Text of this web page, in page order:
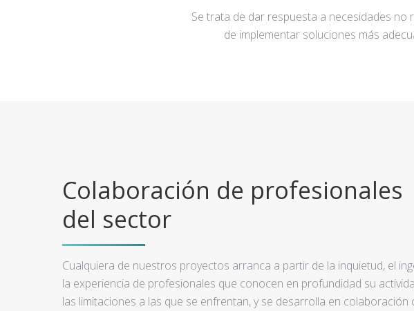
Se trata de dar respuesta a necesidades
de implementar soluciones más
Colaboración de profesionales
del sector
Cualquiera de nuestros proyectos arranca a partir de la inquietud, el
la experiencia de profesionales que conocen en profundidad su
las limitaciones a las que se enfrentan, y se desarrolla en colaboración